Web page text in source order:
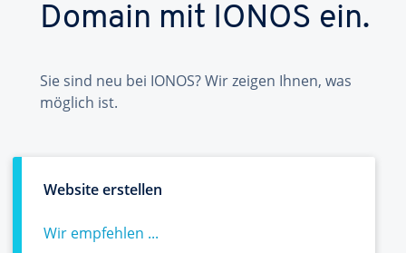
Domain mit IONOS ein.
Sie sind neu bei IONOS? Wir zeigen Ihnen, was
möglich ist.
Website erstellen
Wir empfehlen ...